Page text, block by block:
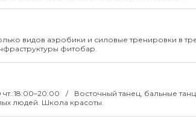
видов аэробики и силовые тренировки в
фитобар.
чт.:18:00–20:00
Восточный танец, бальные
людей. Школа красоты.